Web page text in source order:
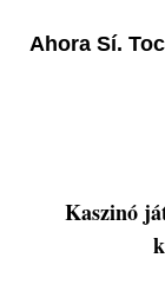
Ahora Sí.
Kaszinó